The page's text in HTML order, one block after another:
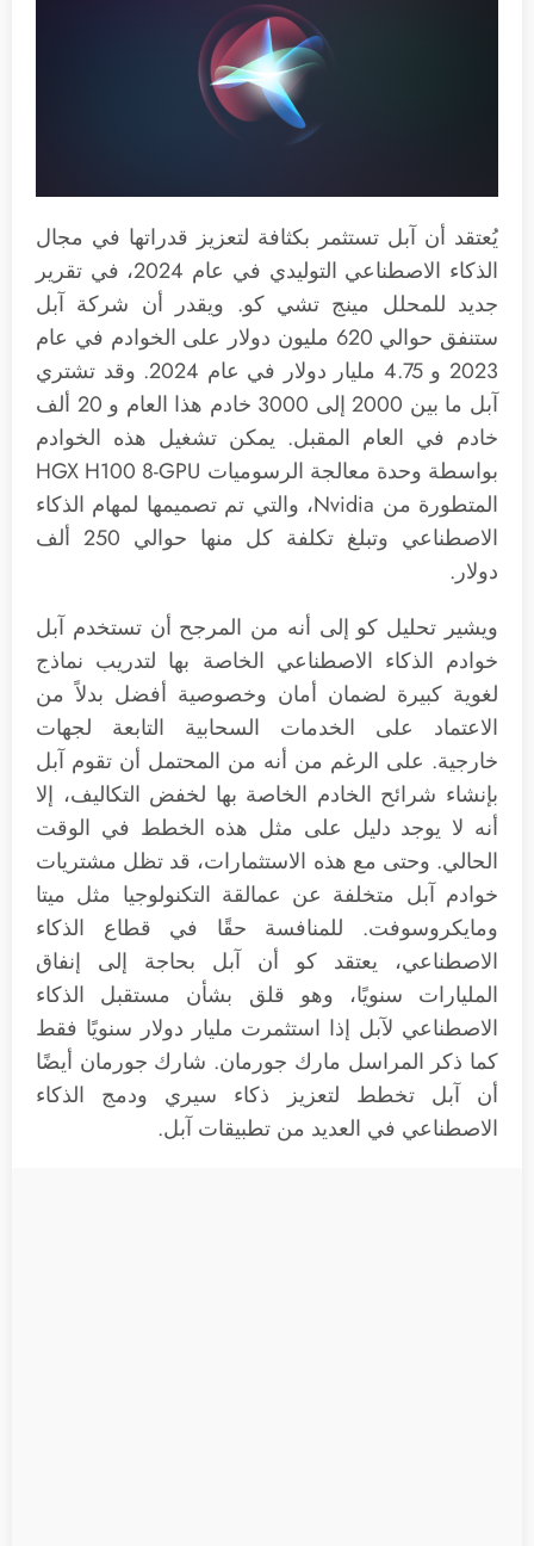
يُعتقد أن آبل تستثمر بكثافة لتعزيز قدراتها في مجال
الذكاء الاصطناعي التوليدي في عام 2024، في تقرير
جديد للمحلل مينج تشي كو. ويقدر أن شركة آبل
ستنفق حوالي 620 مليون دولار على الخوادم في عام
2023 و 4.75 مليار دولار في عام 2024. وقد تشتري
آبل ما بين 2000 إلى 3000 خادم هذا العام و 20 ألف
خادم في العام المقبل. يمكن تشغيل هذه الخوادم
بواسطة وحدة معالجة الرسوميات HGX H100 8-GPU
المتطورة من Nvidia، والتي تم تصميمها لمهام الذكاء
الاصطناعي وتبلغ تكلفة كل منها حوالي 250 ألف
دولار.
ويشير تحليل كو إلى أنه من المرجح أن تستخدم آبل
خوادم الذكاء الاصطناعي الخاصة بها لتدريب نماذج
لغوية كبيرة لضمان أمان وخصوصية أفضل بدلاً من
الاعتماد على الخدمات السحابية التابعة لجهات
خارجية. على الرغم من أنه من المحتمل أن تقوم آبل
بإنشاء شرائح الخادم الخاصة بها لخفض التكاليف، إلا
أنه لا يوجد دليل على مثل هذه الخطط في الوقت
الحالي. وحتى مع هذه الاستثمارات، قد تظل مشتريات
خوادم آبل متخلفة عن عمالقة التكنولوجيا مثل ميتا
ومايكروسوفت. للمنافسة حقًا في قطاع الذكاء
الاصطناعي، يعتقد كو أن آبل بحاجة إلى إنفاق
المليارات سنويًا، وهو قلق بشأن مستقبل الذكاء
الاصطناعي لآبل إذا استثمرت مليار دولار سنويًا فقط
كما ذكر المراسل مارك جورمان. شارك جورمان أيضًا
أن آبل تخطط لتعزيز ذكاء سيري ودمج الذكاء
الاصطناعي في العديد من تطبيقات آبل.